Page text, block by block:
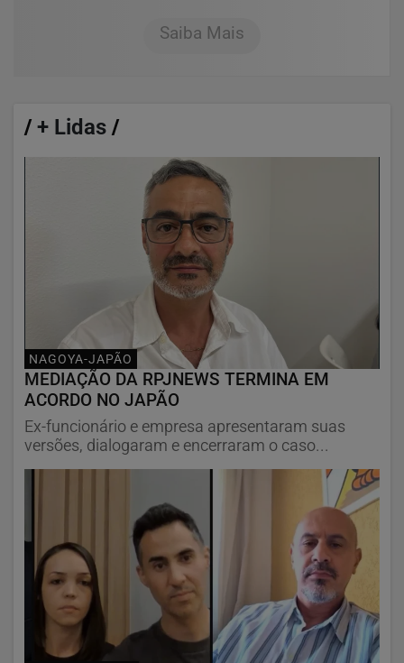
Saiba Mais
/ + Lidas /
NAGOYA-JAPÃO
MEDIAÇÃO DA RPJNEWS TERMINA EM
ACORDO NO JAPÃO
Ex-funcionário e empresa apresentaram suas
versões, dialogaram e encerraram o caso...